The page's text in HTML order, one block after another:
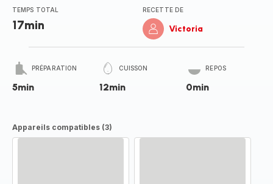
TEMPS TOTAL
17min
RECETTE DE
Victoria
PRÉPARATION
5min
CUISSON
12min
REPOS
0min
Appareils compatibles (3)